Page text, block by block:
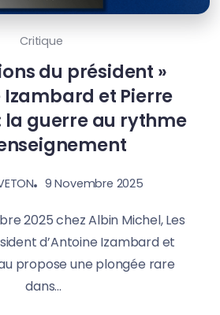
Critique
du président »
Izambard et Pierre
la guerre au rythme
9 Novembre 2025
2025 chez Albin Michel, Les
d’Antoine Izambard et
propose une plongée rare
dans...